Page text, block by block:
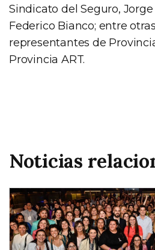
Sindicato del Seguro, Jorge
Federico Bianco; entre
representantes de
Provincia ART.
Noticias